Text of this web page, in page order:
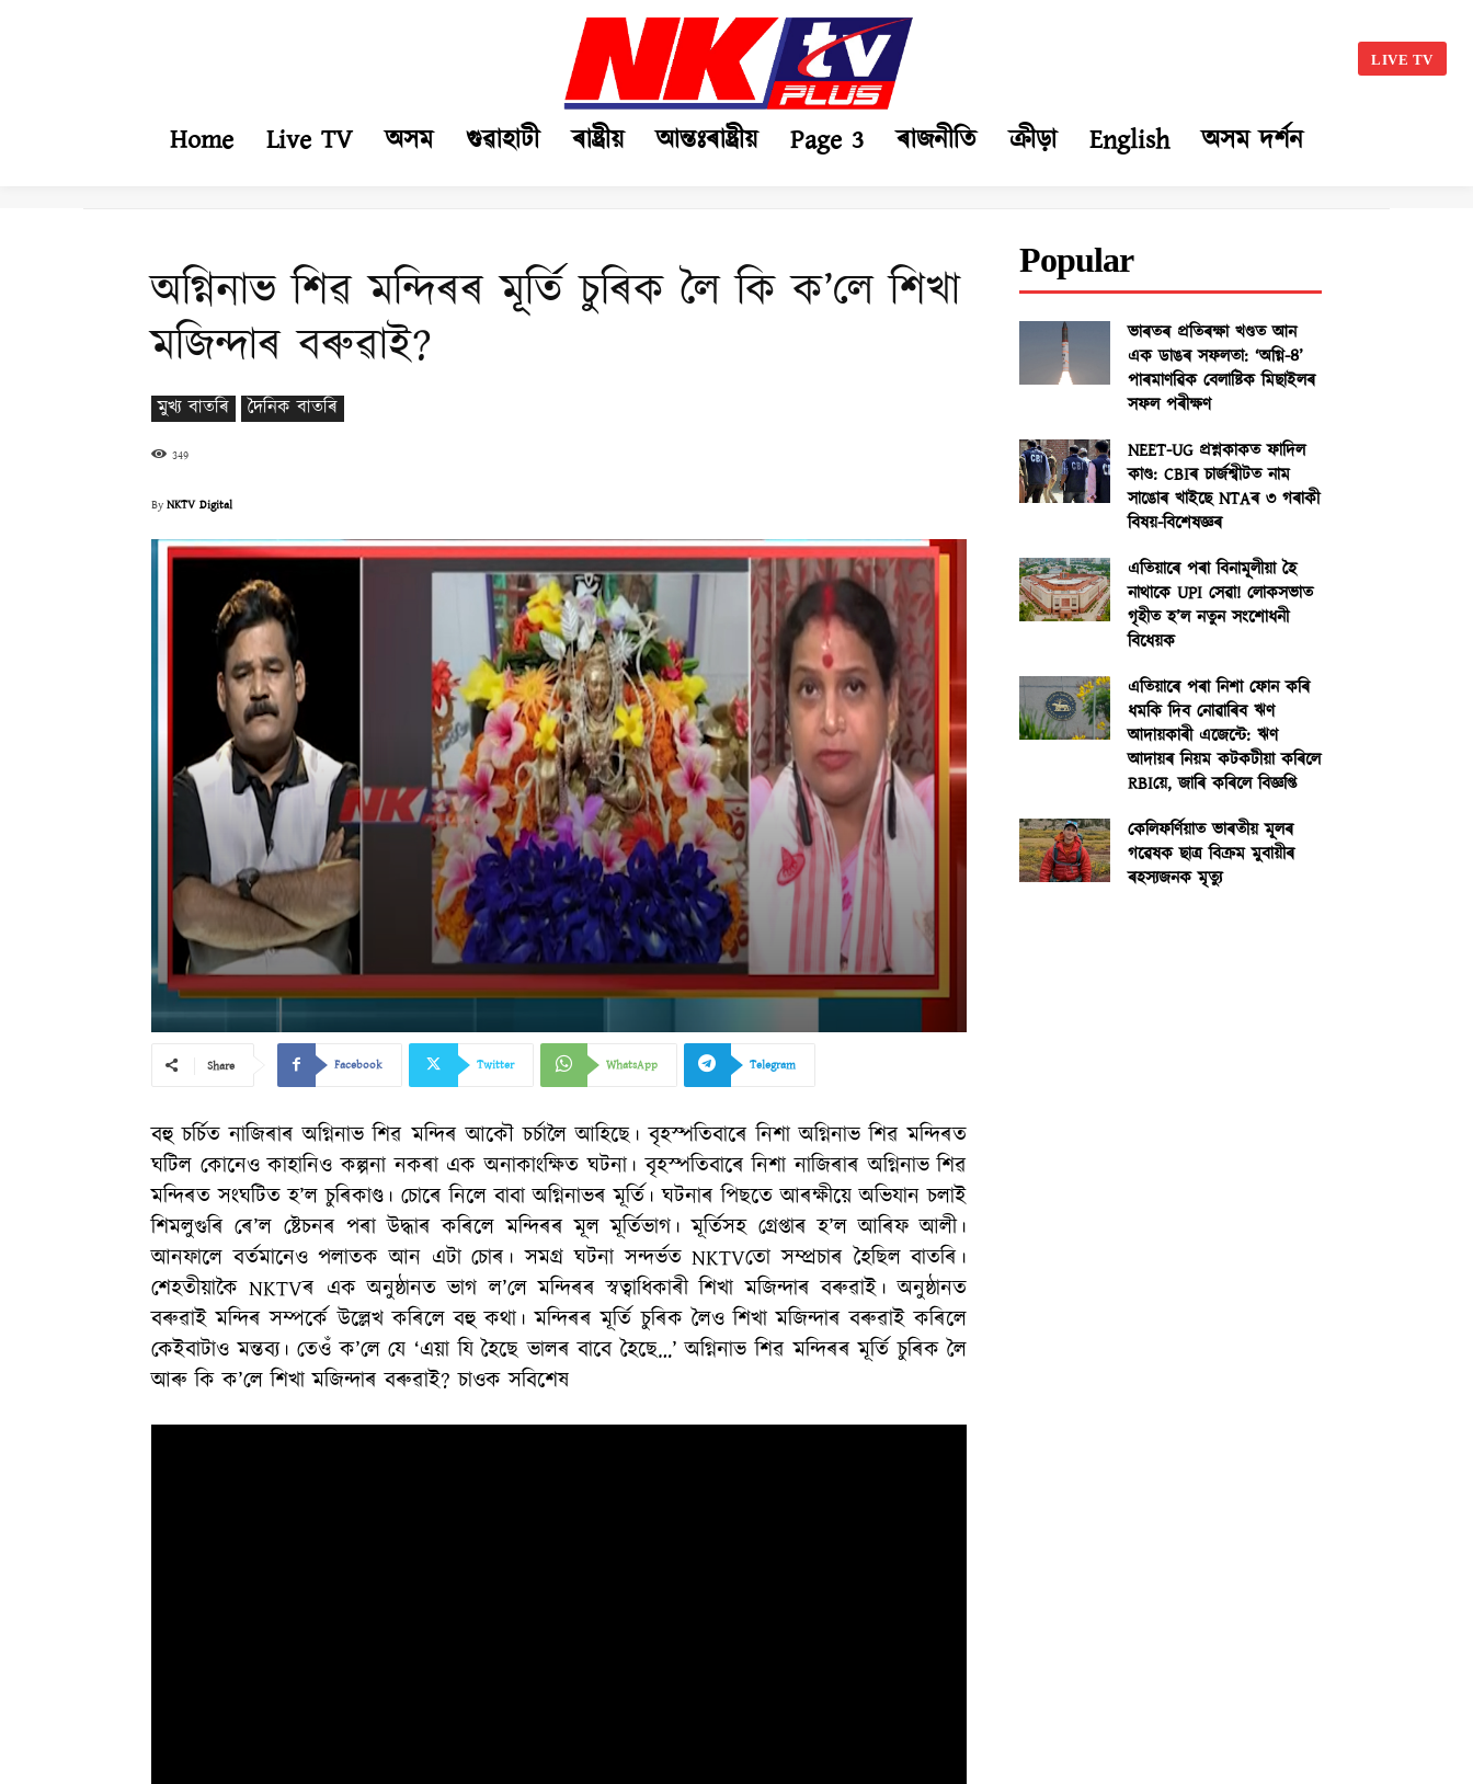
LIVE TV
Home Live TV অসম গুৱাহাটী ৰাষ্ট্ৰীয় আন্তঃৰাষ্ট্ৰীয় Page 3 ৰাজনীতি ক্ৰীড়া English অসম দৰ্শন
অগ্নিনাভ শিৱ মন্দিৰৰ মূৰ্তি চুৰিক লৈ কি ক’লে শিখা
মজিন্দাৰ বৰুৱাই?
মুখ্য বাতৰি দৈনিক বাতৰি
349
ByNKTV Digital
Share Facebook Twitter WhatsApp Telegram
বহু চৰ্চিত নাজিৰাৰ অগ্নিনাভ শিৱ মন্দিৰ আকৌ চৰ্চালৈ আহিছে। বৃহস্পতিবাৰে নিশা অগ্নিনাভ শিৱ মন্দিৰত
ঘটিল কোনেও কাহানিও কল্পনা নকৰা এক অনাকাংক্ষিত ঘটনা। বৃহস্পতিবাৰে নিশা নাজিৰাৰ অগ্নিনাভ শিৱ
মন্দিৰত সংঘটিত হ’ল চুৰিকাণ্ড। চোৰে নিলে বাবা অগ্নিনাভৰ মূৰ্তি। ঘটনাৰ পিছতে আৰক্ষীয়ে অভিযান চলাই
শিমলুগুৰি ৰে’ল ষ্টেচনৰ পৰা উদ্ধাৰ কৰিলে মন্দিৰৰ মূল মূৰ্তিভাগ। মূৰ্তিসহ গ্ৰেপ্তাৰ হ’ল আৰিফ আলী।
আনফালে বৰ্তমানেও পলাতক আন এটা চোৰ। সমগ্ৰ ঘটনা সন্দৰ্ভত NKTVতো সম্প্ৰচাৰ হৈছিল বাতৰি।
শেহতীয়াকৈ NKTVৰ এক অনুষ্ঠানত ভাগ ল’লে মন্দিৰৰ স্বত্বাধিকাৰী শিখা মজিন্দাৰ বৰুৱাই। অনুষ্ঠানত
বৰুৱাই মন্দিৰ সম্পৰ্কে উল্লেখ কৰিলে বহু কথা। মন্দিৰৰ মূৰ্তি চুৰিক লৈও শিখা মজিন্দাৰ বৰুৱাই কৰিলে
কেইবাটাও মন্তব্য। তেওঁ ক’লে যে ‘এয়া যি হৈছে ভালৰ বাবে হৈছে…’ অগ্নিনাভ শিৱ মন্দিৰৰ মূৰ্তি চুৰিক লৈ
আৰু কি ক’লে শিখা মজিন্দাৰ বৰুৱাই? চাওক সবিশেষ
Popular
ভাৰতৰ প্ৰতিৰক্ষা খণ্ডত আন
এক ডাঙৰ সফলতা: ‘অগ্নি-৪’
পাৰমাণৱিক বেলাষ্টিক মিছাইলৰ
সফল পৰীক্ষণ
NEET-UG প্ৰশ্নকাকত ফাদিল
কাণ্ড: CBIৰ চাৰ্জশ্বীটত নাম
সাঙোৰ খাইছে NTAৰ ৩ গৰাকী
বিষয়-বিশেষজ্ঞৰ
এতিয়াৰে পৰা বিনামূলীয়া হৈ
নাথাকে UPI সেৱা! লোকসভাত
গৃহীত হ’ল নতুন সংশোধনী
বিধেয়ক
এতিয়াৰে পৰা নিশা ফোন কৰি
ধমকি দিব নোৱাৰিব ঋণ
আদায়কাৰী এজেন্টে: ঋণ
আদায়ৰ নিয়ম কটকটীয়া কৰিলে
RBIয়ে, জাৰি কৰিলে বিজ্ঞপ্তি
কেলিফৰ্ণিয়াত ভাৰতীয় মূলৰ
গৱেষক ছাত্ৰ বিক্ৰম মুবায়ীৰ
ৰহস্যজনক মৃত্যু